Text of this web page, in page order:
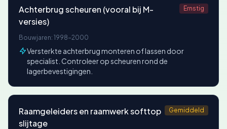
Achterbrug scheuren (vooral bij M-
versies)
Ernstig
Bouwjaren: 1998-2000
Versterkte achterbrug monteren of lassen door
specialist. Controleer op scheuren rond de
lagerbevestigingen.
Raamgeleiders en raamwerk softtop
slijtage
Gemiddeld